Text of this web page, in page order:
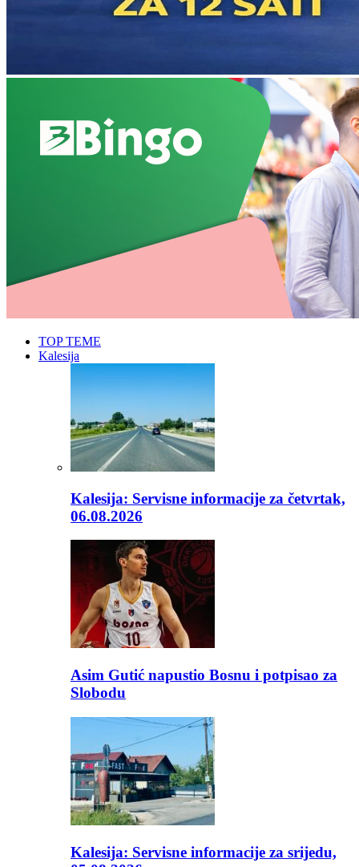
TOP TEME
Kalesija
Kalesija: Servisne informacije za četvrtak,
06.08.2026
Asim Gutić napustio Bosnu i potpisao za
Slobodu
Kalesija: Servisne informacije za srijedu,